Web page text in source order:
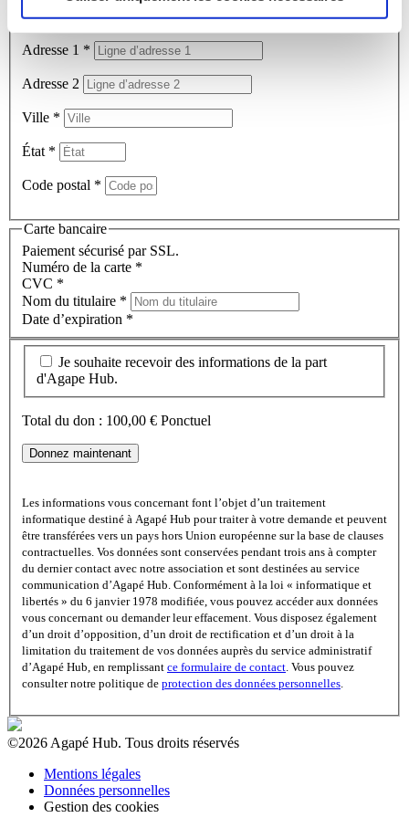
Pays*
Adresse 1 *
Adresse 2
Ville *
État *
Code postal *
Carte bancaire
Paiement sécurisé par SSL.
Numéro de la carte *
CVC *
Nom du titulaire *
Date d’expiration *
Je souhaite recevoir des informations de la part
d'Agape Hub.
Total du don : 100,00 € Ponctuel
Les informations vous concernant font l’objet d’un traitement
informatique destiné à Agapé Hub pour traiter à votre demande et peuvent
être transférées vers un pays hors Union européenne sur la base de clauses
contractuelles. Vos données sont conservées pendant trois ans à compter
du dernier contact avec notre association et sont destinées au service
communication d’Agapé Hub. Conformément à la loi « informatique et
libertés » du 6 janvier 1978 modifiée, vous pouvez accéder aux données
vous concernant ou demander leur effacement. Vous disposez également
d’un droit d’opposition, d’un droit de rectification et d’un droit à la
limitation du traitement de vos données auprès du service administratif
d’Agapé Hub, en remplissant ce formulaire de contact . Vous pouvez
consulter notre politique de protection des données personnelles
©2026 Agapé Hub. Tous droits réservés
Mentions légales
Données personnelles
Gestion des cookies